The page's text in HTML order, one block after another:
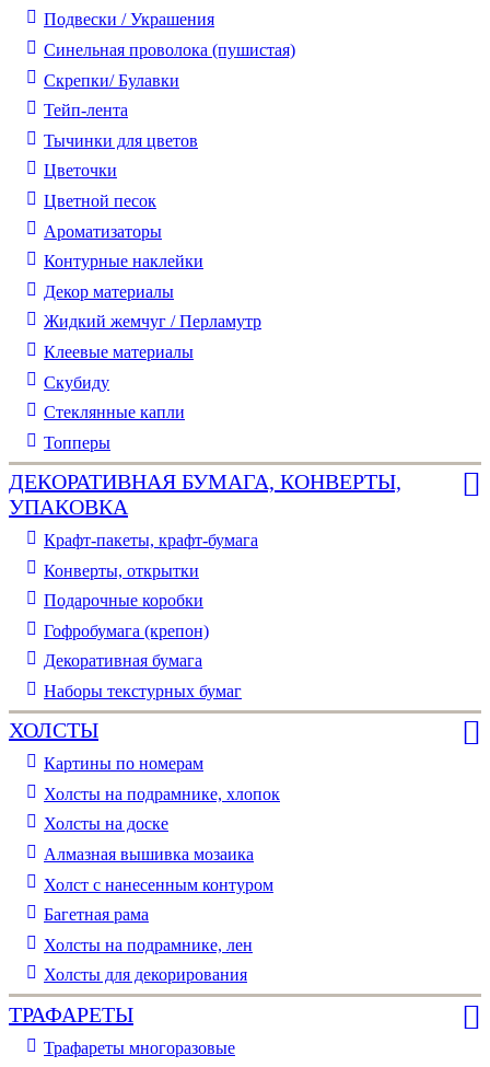
Подвески / Украшения
Синельная проволока (пушистая)
Скрепки/ Булавки
Тейп-лента
Тычинки для цветов
Цветочки
Цветной песок
Ароматизаторы
Контурные наклейки
Декор материалы
Жидкий жемчуг / Перламутр
Клеевые материалы
Скубиду
Стеклянные капли
Топперы
ДЕКОРАТИВНАЯ БУМАГА, КОНВЕРТЫ,
УПАКОВКА
Крафт-пакеты, крафт-бумага
Конверты, открытки
Подарочные коробки
Гофробумага (крепон)
Декоративная бумага
Наборы текстурных бумаг
ХОЛСТЫ
Картины по номерам
Холсты на подрамнике, хлопок
Холсты на доске
Алмазная вышивка мозаика
Холст с нанесенным контуром
Багетная рама
Холсты на подрамнике, лен
Холсты для декорирования
ТРАФАРЕТЫ
Трафареты многоразовые